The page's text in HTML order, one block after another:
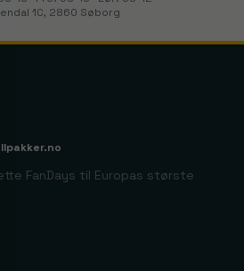
1C, 2860 Søborg
FanDays til Europas største